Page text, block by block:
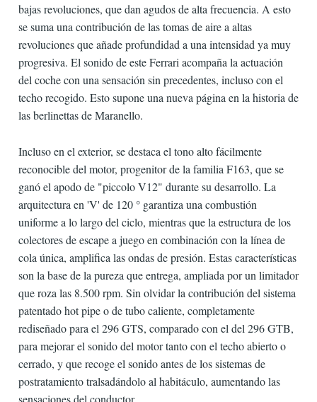
bajas revoluciones, que dan agudos de alta frecuencia. A esto
se suma una contribución de las tomas de aire a altas
revoluciones que añade profundidad a una intensidad ya muy
progresiva. El sonido de este Ferrari acompaña la actuación
del coche con una sensación sin precedentes, incluso con el
techo recogido. Esto supone una nueva página en la historia de
las berlinettas de Maranello.
Incluso en el exterior, se destaca el tono alto fácilmente
reconocible del motor, progenitor de la familia F163, que se
ganó el apodo de "piccolo V12" durante su desarrollo. La
arquitectura en 'V' de 120 ° garantiza una combustión
uniforme a lo largo del ciclo, mientras que la estructura de los
colectores de escape a juego en combinación con la línea de
cola única, amplifica las ondas de presión. Estas características
son la base de la pureza que entrega, ampliada por un limitador
que roza las 8.500 rpm. Sin olvidar la contribución del sistema
patentado hot pipe o de tubo caliente, completamente
rediseñado para el 296 GTS, comparado con el del 296 GTB,
para mejorar el sonido del motor tanto con el techo abierto o
cerrado, y que recoge el sonido antes de los sistemas de
postratamiento tralsadándolo al habitáculo, aumentando las
sensaciones del conductor.